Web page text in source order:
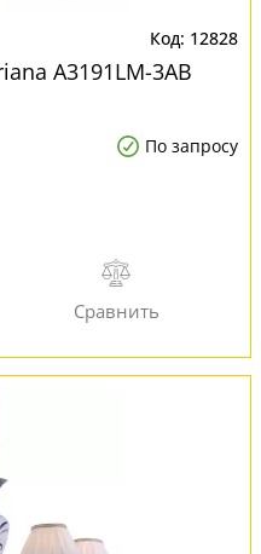
12828
A3191LM-3AB
По запросу